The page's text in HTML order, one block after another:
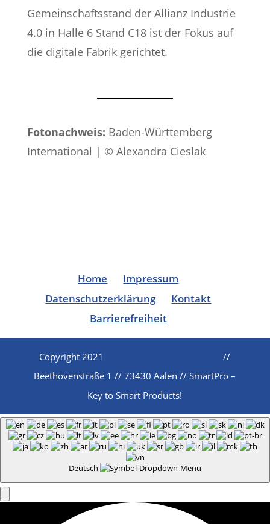
Gemeinschaftsstand der Allianz Industrie
4.0 in Halle 6 Stand C18 ist der Fokus auf
die digitale Fabrik gerichtet.
Fotonachweis: Baden-Württemberg
International | © Alexandra Cieslak
Home
Impressum
Datenschutzerklärung
Kontakt
Barrierefreiheit
Copyright 2021
//
Beethovenstraße 1 // 73430 Aalen // SmartPro –
Key to Smart Products!
Deutsch